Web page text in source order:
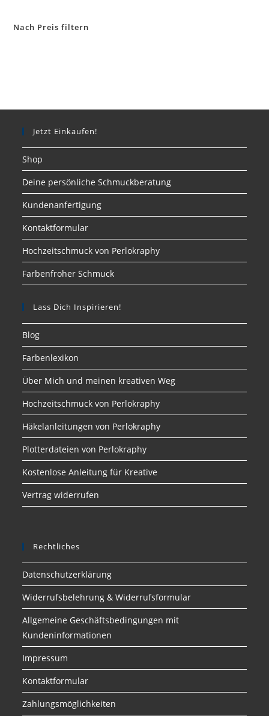
Nach Preis filtern
Jetzt Einkaufen!
Shop
Deine persönliche Schmuckberatung
Kundenanfertigung
Kontaktformular
Hochzeitschmuck von Perlokraphy
Farbenfroher Schmuck
Lass Dich Inspirieren!
Blog
Farbenlexikon
Über Mich und meinen kreativen Weg
Hochzeitschmuck von Perlokraphy
Häkelanleitungen von Perlokraphy
Plotterdateien von Perlokraphy
Kostenlose Anleitung für Kreative
Vertrag widerrufen
Rechtliches
Datenschutzerklärung
Widerrufsbelehrung & Widerrufsformular
Allgemeine Geschäftsbedingungen mit
Kundeninformationen
Impressum
Kontaktformular
Zahlungsmöglichkeiten